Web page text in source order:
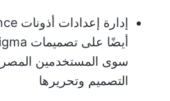
سوى المستخدمين
التصميم وتحريرها